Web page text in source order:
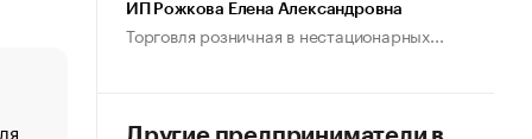
«От спорта тело стареет иначе». Как живет глава
ИП Рожкова Елена Александровна
Торговля розничная в нестационарных...